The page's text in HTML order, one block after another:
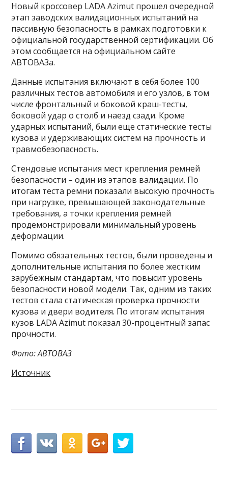
Новый кроссовер LADA Azimut прошел очередной
этап заводских валидационных испытаний на
пассивную безопасность в рамках подготовки к
официальной государственной сертификации. Об
этом сообщается на официальном сайте
АВТОВАЗа.
Данные испытания включают в себя более 100
различных тестов автомобиля и его узлов, в том
числе фронтальный и боковой краш-тесты,
боковой удар о столб и наезд сзади. Кроме
ударных испытаний, были еще статические тесты
кузова и удерживающих систем на прочность и
травмобезопасность.
Стендовые испытания мест крепления ремней
безопасности – один из этапов валидации. По
итогам теста ремни показали высокую прочность
при нагрузке, превышающей законодательные
требования, а точки крепления ремней
продемонстрировали минимальный уровень
деформации.
Помимо обязательных тестов, были проведены и
дополнительные испытания по более жестким
зарубежным стандартам, что повысит уровень
безопасности новой модели. Так, одним из таких
тестов стала статическая проверка прочности
кузова и двери водителя. По итогам испытания
кузов LADA Azimut показал 30-процентный запас
прочности.
Фото: АВТОВАЗ
Источник